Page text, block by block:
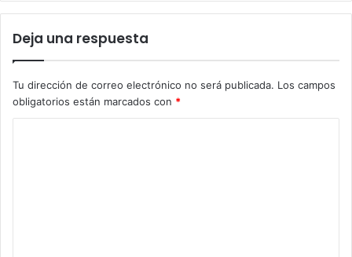
Deja una respuesta
Tu dirección de correo electrónico no será publicada. Los campos
obligatorios están marcados con *